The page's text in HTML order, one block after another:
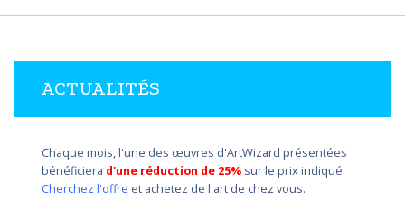
ACTUALITÉS
Chaque mois, l'une des œuvres d'ArtWizard présentées
bénéficiera d'une réduction de 25% sur le prix indiqué.
Cherchez l'offre et achetez de l'art de chez vous.